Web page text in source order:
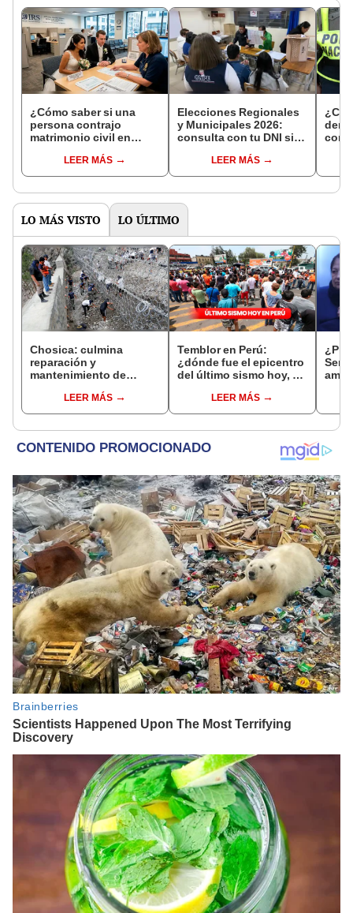
¿Cómo saber si una
persona contrajo
matrimonio civil en
LEER MÁS
Elecciones Regionales
y Municipales 2026:
consulta con tu DNI si
de mesa para este 4 de
octubre en el link oficial
LEER MÁS
con
LO MÁS VISTO LO ÚLTIMO
Chosica: culmina
reparación y
mantenimiento de
LEER MÁS
Temblor en Perú:
¿dónde fue el epicentro
del último sismo hoy, 3
LEER MÁS